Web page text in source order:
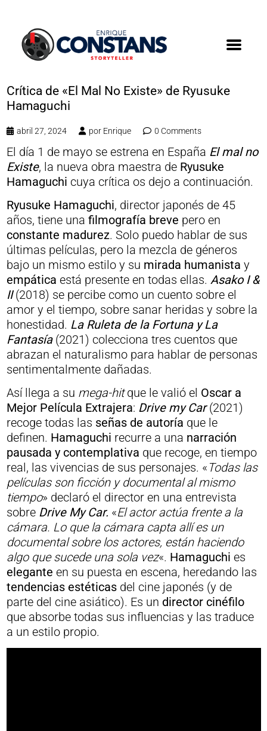
Crítica de «El Mal No Existe» de Ryusuke
Hamaguchi
abril 27, 2024 por Enrique 0 Comments
El día 1 de mayo se estrena en España El mal no
Existe, la nueva obra maestra de Ryusuke
Hamaguchi cuya crítica os dejo a continuación.
Ryusuke Hamaguchi, director japonés de 45
años, tiene una filmografía breve pero en
constante madurez. Solo puedo hablar de sus
últimas películas, pero la mezcla de géneros
bajo un mismo estilo y su mirada humanista y
empática está presente en todas ellas. Asako I &
II(2018) se percibe como un cuento sobre el
amor y el tiempo, sobre sanar heridas y sobre la
honestidad. La Ruleta de la Fortuna y La
Fantasía(2021) colecciona tres cuentos que
abrazan el naturalismo para hablar de personas
sentimentalmente dañadas.
Así llega a su mega-hitque le valió el Oscar a
Mejor Película Extrajera: Drive my Car(2021)
recoge todas las señas de autoría que le
definen. Hamaguchi recurre a una narración
pausada y contemplativa que recoge, en tiempo
real, las vivencias de sus personajes. « Todas las
películas son ficción y documental al mismo
tiempo» declaró el director en una entrevista
sobre Drive My Car. «El actor actúa frente a la
cámara. Lo que la cámara capta allí es un
documental sobre los actores, están haciendo
algo que sucede una sola vez«. Hamaguchi es
elegante en su puesta en escena, heredando las
tendencias estéticasdel cine japonés (y de
parte del cine asiático). Es un director cinéfilo
que absorbe todas sus influencias y las traduce
a un estilo propio.